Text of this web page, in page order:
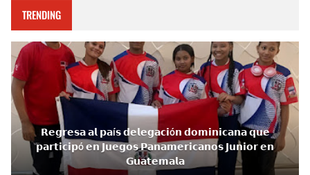
TRENDING
𝗥𝗲𝗴𝗿𝗲𝘀𝗮 𝗮𝗹 𝗽𝗮í𝘀 𝗱𝗲𝗹𝗲𝗴𝗮𝗰𝗶ó𝗻 𝗱𝗼𝗺𝗶𝗻𝗶𝗰𝗮𝗻𝗮 𝗾𝘂𝗲
𝗽𝗮𝗿𝘁𝗶𝗰𝗶𝗽ó 𝗲𝗻 𝗝𝘂𝗲𝗴𝗼𝘀 𝗣𝗮𝗻𝗮𝗺𝗲𝗿𝗶𝗰𝗮𝗻𝗼𝘀 𝗝𝘂𝗻𝗶𝗼𝗿 𝗲𝗻
𝗚𝘂𝗮𝘁𝗲𝗺𝗮𝗹𝗮